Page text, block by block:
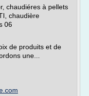
chaudiéres à pellets
chaudière
06
de produits et de
une...